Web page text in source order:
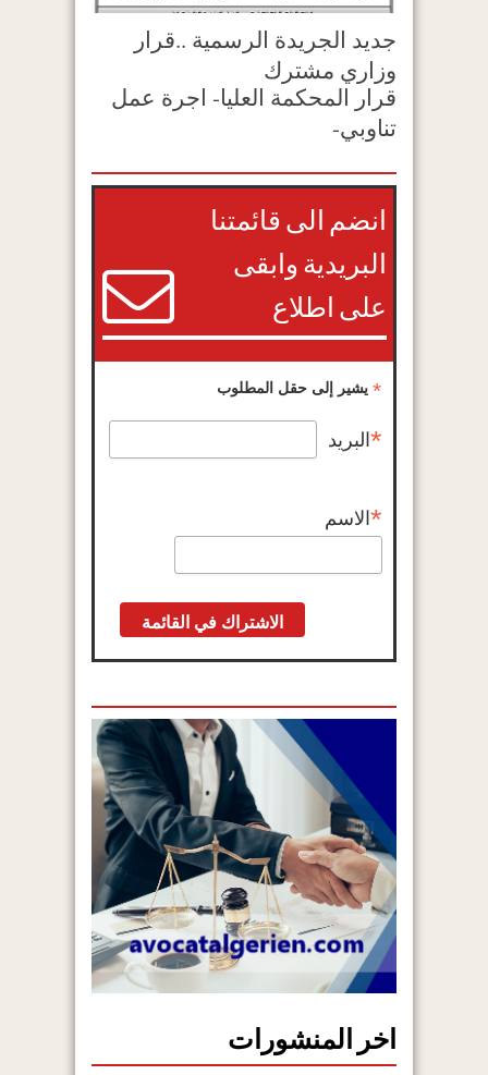
جديد الجريدة الرسمية ..قرار
وزاري مشترك
قرار المحكمة العليا- اجرة عمل
تناوبي-
انضم الى قائمتنا
البريدية وابقى
على اطلاع
*يشير إلى حقل المطلوب
* البريد
*الاسم
اخر المنشورات